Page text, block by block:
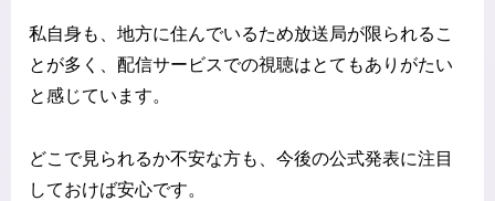
私自身も、地方に住んでいるため放送局が限られるこ
とが多く、配信サービスでの視聴はとてもありがたい
と感じています。
どこで見られるか不安な方も、今後の公式発表に注目
しておけば安心です。